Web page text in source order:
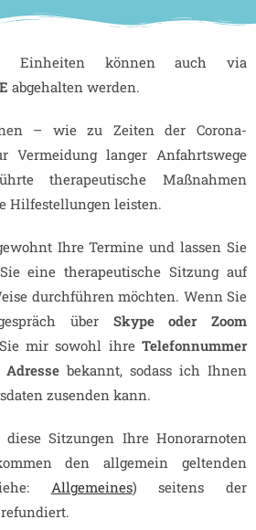
Einheiten können auch via
abgehalten werden.
– wie zu Zeiten der Corona-
Vermeidung langer Anfahrtswege
therapeutische Maßnahmen
Hilfestellungen leisten.
Ihre Termine und lassen Sie
eine therapeutische Sitzung auf
durchführen möchten. Wenn Sie
über Skype oder Zoom
mir sowohl ihre Telefonnummer
bekannt, sodass ich Ihnen
zusenden kann.
Sitzungen Ihre Honorarnoten
den allgemein geltenden
Allgemeines) seitens der